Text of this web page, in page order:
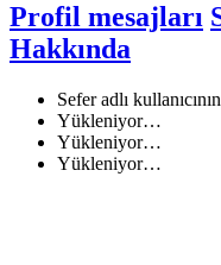
Profil mesajları
Hakkında
Sefer adlı
Yükleniyor…
Yükleniyor…
Yükleniyor…